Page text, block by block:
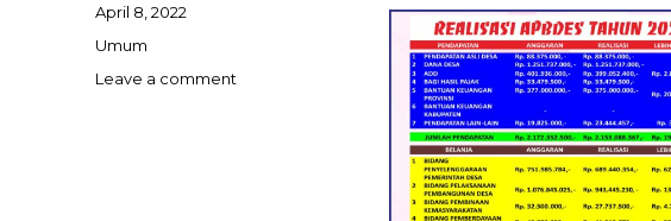
April 8, 2022
Umum
Leave a comment